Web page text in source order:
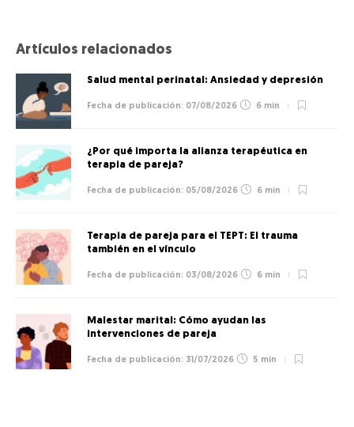
Artículos relacionados
Salud mental perinatal: Ansiedad y depresión
07/08/2026 6 min
¿Por qué importa la alianza terapéutica en
terapia de pareja?
05/08/2026 6 min
Terapia de pareja para el TEPT: El trauma
también en el vínculo
03/08/2026 6 min
Malestar marital: Cómo ayudan las
intervenciones de pareja
31/07/2026 5 min